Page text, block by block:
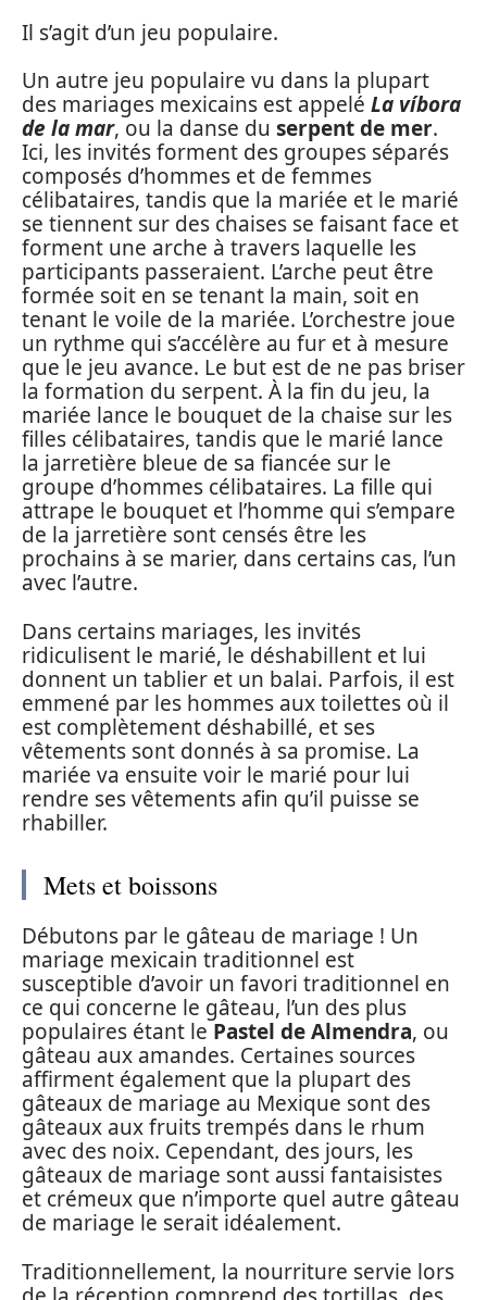
Il s’agit d’un jeu populaire.
Un autre jeu populaire vu dans la plupart
des mariages mexicains est appelé La víbora
de la mar, ou la danse du serpent de mer.
Ici, les invités forment des groupes séparés
composés d’hommes et de femmes
célibataires, tandis que la mariée et le marié
se tiennent sur des chaises se faisant face et
forment une arche à travers laquelle les
participants passeraient. L’arche peut être
formée soit en se tenant la main, soit en
tenant le voile de la mariée. L’orchestre joue
un rythme qui s’accélère au fur et à mesure
que le jeu avance. Le but est de ne pas briser
la formation du serpent. À la fin du jeu, la
mariée lance le bouquet de la chaise sur les
filles célibataires, tandis que le marié lance
la jarretière bleue de sa fiancée sur le
groupe d’hommes célibataires. La fille qui
attrape le bouquet et l’homme qui s’empare
de la jarretière sont censés être les
prochains à se marier, dans certains cas, l’un
avec l’autre.
Dans certains mariages, les invités
ridiculisent le marié, le déshabillent et lui
donnent un tablier et un balai. Parfois, il est
emmené par les hommes aux toilettes où il
est complètement déshabillé, et ses
vêtements sont donnés à sa promise. La
mariée va ensuite voir le marié pour lui
rendre ses vêtements afin qu’il puisse se
rhabiller.
Mets et boissons
Débutons par le gâteau de mariage ! Un
mariage mexicain traditionnel est
susceptible d’avoir un favori traditionnel en
ce qui concerne le gâteau, l’un des plus
populaires étant le Pastel de Almendra, ou
gâteau aux amandes. Certaines sources
affirment également que la plupart des
gâteaux de mariage au Mexique sont des
gâteaux aux fruits trempés dans le rhum
avec des noix. Cependant, des jours, les
gâteaux de mariage sont aussi fantaisistes
et crémeux que n’importe quel autre gâteau
de mariage le serait idéalement.
Traditionnellement, la nourriture servie lors